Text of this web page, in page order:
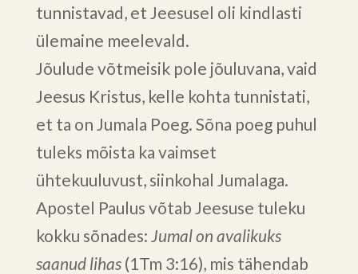
tunnistavad, et Jeesusel oli kindlasti
ülemaine meelevald.
Jõulude võtmeisik pole jõuluvana, vaid
Jeesus Kristus, kelle kohta tunnistati,
et ta on Jumala Poeg. Sõna poeg puhul
tuleks mõista ka vaimset
ühtekuuluvust, siinkohal Jumalaga.
Apostel Paulus võtab Jeesuse tuleku
kokku sõnades: Jumal on avalikuks
saanud lihas(1Tm 3:16), mis tähendab